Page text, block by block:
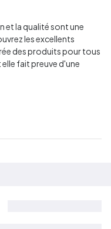
et la qualité sont une
les excellents
des produits pour tous
fait preuve d'une